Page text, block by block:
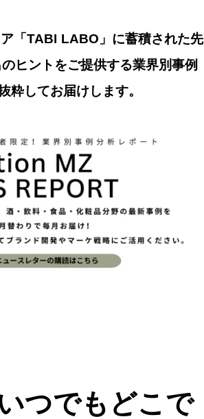
「TABI LABO」に蓄積された先
ヒントをご提供する業界別事例
してお届けします。
つでもどこで